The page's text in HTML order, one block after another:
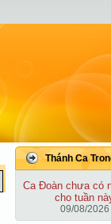
Thánh Ca
Ca Ðoàn chưa có
cho tuần
09/08/2026